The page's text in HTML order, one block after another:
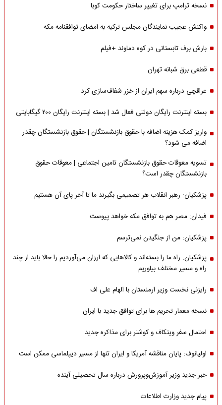
نسخه ترامپ برای تغییر ساختار حکومت کوبا
واکنش عجیب نمایندگان مجلس ترکیه به امضای توافقنامه مکه
بارش برف تابستانی در کوه دماوند +فیلم
قطعی برق شبانه تهران
عراقچی درباره سهم ایران از خزر شفاف‌سازی کرد
بسته اینترنت رایگان دولتی فعال شد | بسته اینترنت رایگان ۲۰۰ گیگابایتی
واریز کمک هزینه اضافه با حقوق بازنشستگان | حقوق بازنشستگان چقدر
اضافه می شود؟
تسویه معوقات حقوق بازنشستگان تامین اجتماعی | معوقات حقوق
بازنشستگان چقدر است؟
پزشکیان: رهبر انقلاب هر تصمیمی بگیرند ما تا آخر پای آن هستیم
فیدان: مصر هم به توافق مکه خواهد پیوست
پزشکیان: من از جنگیدن نمی‌ترسم
پزشکیان: راه ما را بسته‌اند و کالاهایی که ارزان می‌آوردیم را حالا باید از چند
راه و مسیر مختلف بیاوریم
رایزنی نخست وزیر ارمنستان با الهام علی اف
نسخه معمار تحریم ها برای توافق جدید با ایران
احتمال سفر ویتکاف و کوشنر برای مذاکره جدید
اولیانوف: پایان مناقشه آمریکا و ایران تنها از مسیر دیپلماسی ممکن است
خبر جدید وزیر آموزش‌وپرورش درباره سال تحصیلی آینده
پیام جدید وزارت اطلاعات